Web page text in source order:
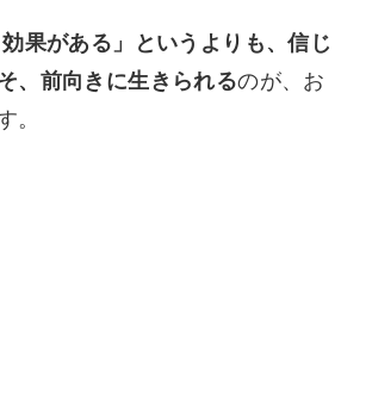
効果がある」というよりも、信じ
、前向きに生きられるのが、お
。